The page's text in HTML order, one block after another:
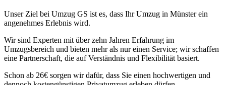
Unser Ziel bei Umzug GS ist es, dass Ihr Umzug in Münster ein
angenehmes Erlebnis wird.
Wir sind Experten mit über zehn Jahren Erfahrung im
Umzugsbereich und bieten mehr als nur einen Service; wir schaffen
eine Partnerschaft, die auf Verständnis und Flexibilität basiert.
Schon ab 26€ sorgen wir dafür, dass Sie einen hochwertigen und